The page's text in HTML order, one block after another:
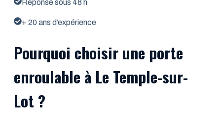
Réponse sous 48 h
+ 20 ans d’expérience
Pourquoi choisir une porte
enroulable à Le Temple-sur-
Lot ?